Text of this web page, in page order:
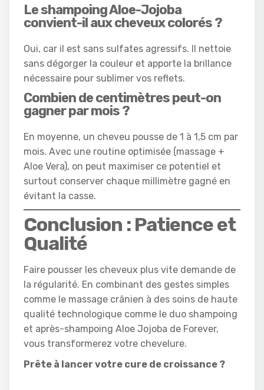
Le shampoing Aloe-Jojoba
convient-il aux cheveux colorés ?
Oui, car il est sans sulfates agressifs. Il nettoie
sans dégorger la couleur et apporte la brillance
nécessaire pour sublimer vos reflets.
Combien de centimètres peut-on
gagner par mois ?
En moyenne, un cheveu pousse de 1 à 1,5 cm par
mois. Avec une routine optimisée (massage +
Aloe Vera), on peut maximiser ce potentiel et
surtout conserver chaque millimètre gagné en
évitant la casse.
Conclusion : Patience et
Qualité
Faire pousser les cheveux plus vite demande de
la régularité. En combinant des gestes simples
comme le massage crânien à des soins de haute
qualité technologique comme le duo shampoing
et après-shampoing Aloe Jojoba de Forever,
vous transformerez votre chevelure.
Prête à lancer votre cure de croissance ?